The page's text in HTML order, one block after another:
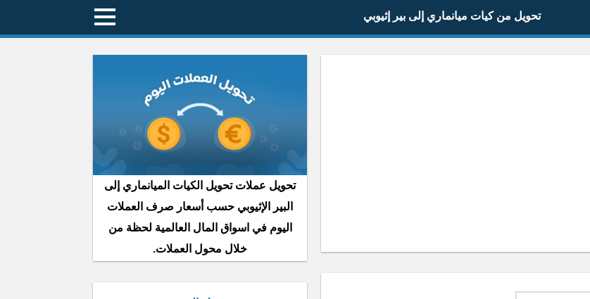
تحويل من كيات ميانماري إلى بير إثيوبي
تحويل عملات تحويل الكيات الميانماري إلى
البير الإثيوبي حسب أسعار صرف العملات
اليوم في اسواق المال العالمية لحظة من
خلال محول العملات.